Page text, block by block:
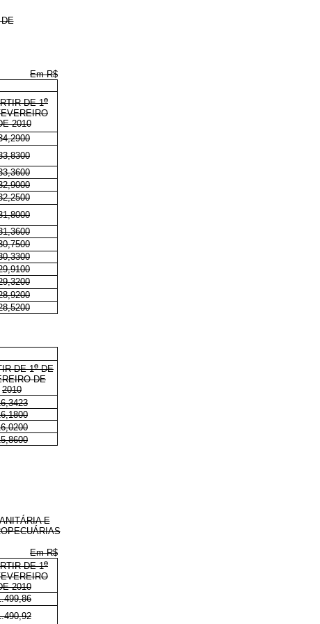
Em R$
DE 1o
2010
DE 1oDE
DE
2010
E
Em R$
DE 1o
2010